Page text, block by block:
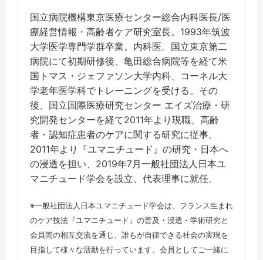
国立病院機構東京医療センター総合内科医長/医
療経営情報・高齢者ケア研究室長。1993年筑波
大学医学専門学群卒業。内科医。国立東京第二
病院にて初期研修後、亀田総合病院等を経て米
国トマス・ジェファソン大学内科、コーネル大
学老年医学科でトレーニングを受ける。その
後、国立国際医療研究センター エイズ治療・研
究開発センターを経て2011年より現職、高齢
者・認知症患者のケアに関する研究に従事。
2011年より『ユマニチュード』の研究・日本へ
の浸透を担い、2019年7月一般社団法人日本ユ
マニチュード学会を設立、代表理事に就任。
※一般社団法人日本ユマニチュード学会は、フランス生まれ
のケア技法『ユマニチュード』の普及・浸透・学術研究と
会員間の相互交流を通じ、誰もが自律できる社会の実現を
目指して様々な活動を行っています。会員としてご一緒に